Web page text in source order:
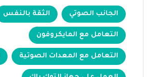
الجانب الصوتي الثقة بالنفس
التعامل مع المايكروفون
التعامل مع المعدات الصوتية